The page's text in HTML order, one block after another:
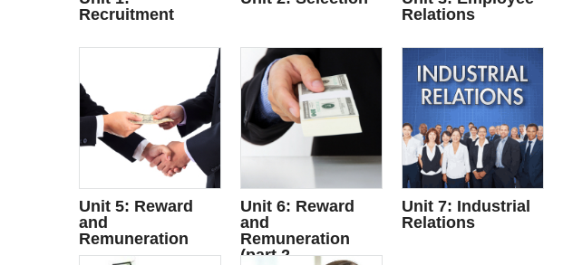
Recruitment
Relations
Unit 5: Reward
and
Remuneration
Unit 6: Reward
and
Remuneration
(part 2....
Unit 7: Industrial
Relations